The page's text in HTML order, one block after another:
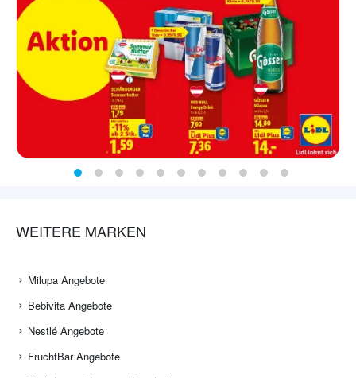
WEITERE MARKEN
Milupa Angebote
Bebivita Angebote
Nestlé Angebote
FruchtBar Angebote